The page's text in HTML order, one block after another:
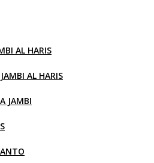
AL HARIS
AL HARIS
JAMBI